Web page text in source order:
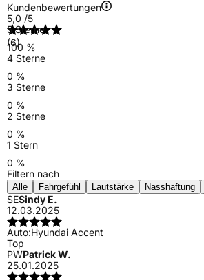
Kundenbewertungen
5,0 /5
(6)
5 Sterne
100 %
4 Sterne
0 %
3 Sterne
0 %
2 Sterne
0 %
1 Stern
0 %
Filtern nach
Alle Fahrgefühl Lautstärke Nasshaftung
SESindy E.
12.03.2025
Auto:Hyundai Accent
Top
PWPatrick W.
25.01.2025